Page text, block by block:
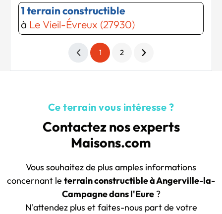
1 terrain constructible
à Le Vieil-Évreux (27930)
1 2
Ce terrain vous intéresse ?
Contactez nos experts
Maisons.com
Vous souhaitez de plus amples informations
concernant le terrain constructible à Angerville-la-
Campagne dans l'Eure?
N'attendez plus et faites-nous part de votre